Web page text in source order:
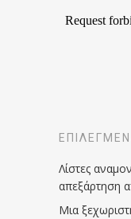
Λίστες
απεξάρτηση
Μια